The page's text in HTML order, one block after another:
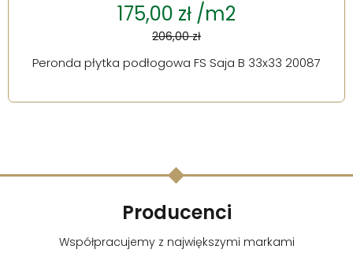
175,00 zł /m2
206,00 zł
Peronda płytka podłogowa FS Saja B 33x33 20087
Producenci
Współpracujemy z największymi markami